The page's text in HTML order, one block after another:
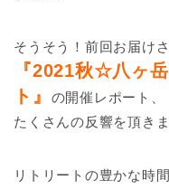
そうそう！前回お届け
『2021秋☆八ヶ
ト』
の開催レポート、
たくさんの反響を頂きま
リトリートの豊かな時